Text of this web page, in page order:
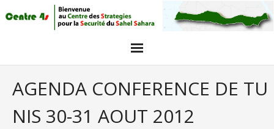
AGENDA CONFERENCE DE TU
NIS 30-31 AOUT 2012